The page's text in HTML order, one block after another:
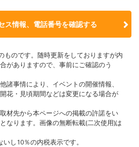
ス情報、電話番号を確認する
ものです。随時更新をしておりますが内
がありますので、事前にご確認のう
諸事情により、イベントの開催情報、
花・見頃期間などは変更になる場合が
材先から本ページへの掲載の許諾をい
なります。画像の無断転載(二次使用)は
し10％の内税表示です。